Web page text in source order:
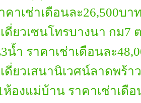
าเช่าเดือนละ26,500บา
ดี่ยวเซนโทรบางนา กม7
น้ำ ราคาเช่าเดือนละ
ดี่ยวเสนานิเวศน์ลาดพร้า
องแม่บ้าน ราคาเช่าเดือ